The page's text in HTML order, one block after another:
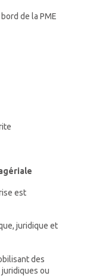
de la PME
est
juridique et
des
ou